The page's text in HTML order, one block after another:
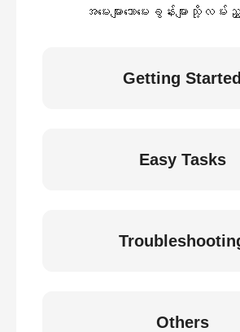
အမေးများသောမေးခွန်းများသို့လ
Getting Started
Easy Tasks
Others